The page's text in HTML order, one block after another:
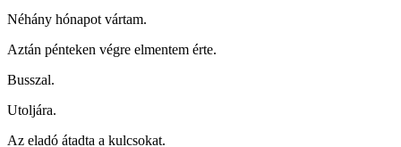
Néhány hónapot vártam.
Aztán pénteken végre elmentem érte.
Busszal.
Utoljára.
Az eladó átadta a kulcsokat.